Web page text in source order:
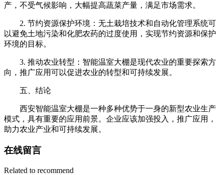
产，不受气候影响，大幅提高蔬菜产量，满足市场需求。
2. 节约资源保护环境：无土栽培技术和自动化管理系统可
以避免土地污染和化肥农药的过度使用，实现节约资源和保护
环境的目标。
3. 推动农业转型：智能温室大棚是现代农业的重要探索方
向，推广应用可以促进农业的转型和可持续发展。
五、结论
西安智能温室大棚是一种多种优势于一身的新型农业生产
模式，具有重要的应用前景。企业应该加强投入，推广应用，
助力农业产业和可持续发展。
在线留言
Related to recommend